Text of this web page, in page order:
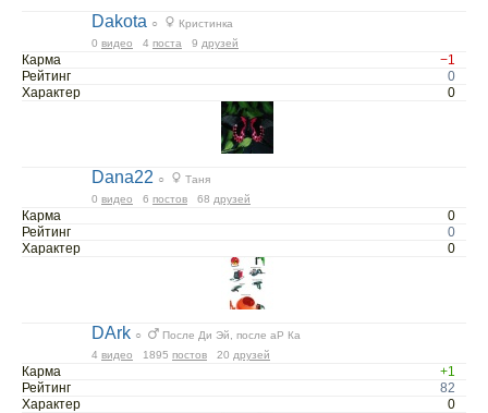
Dakota ○
Кристинка
0 видео 4 поста 9 друзей
Карма
−1
Рейтинг
0
Характер
0
Dana22 ○
Таня
0 видео 6 постов 68 друзей
Карма
0
Рейтинг
0
Характер
0
DArk ○
После Ди Эй, после аР Ка
4 видео 1895 постов 20 друзей
Карма
+1
Рейтинг
82
Характер
0